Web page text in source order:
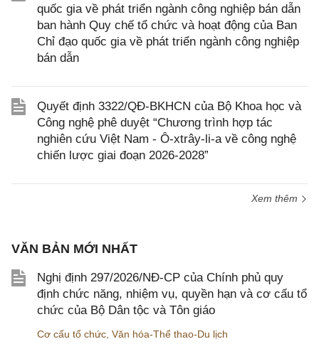
quốc gia về phát triển ngành công nghiệp bán dẫn
ban hành Quy chế tổ chức và hoạt động của Ban
Chỉ đạo quốc gia về phát triển ngành công nghiệp
bán dẫn
Quyết định 3322/QĐ-BKHCN của Bộ Khoa học và
Công nghệ phê duyệt “Chương trình hợp tác
nghiên cứu Việt Nam - Ô-xtrây-li-a về công nghệ
chiến lược giai đoạn 2026-2028”
Xem thêm
VĂN BẢN MỚI NHẤT
Nghị định 297/2026/NĐ-CP của Chính phủ quy
định chức năng, nhiệm vụ, quyền hạn và cơ cấu tổ
chức của Bộ Dân tộc và Tôn giáo
Cơ cấu tổ chức Văn hóa-Thể thao-Du lịch